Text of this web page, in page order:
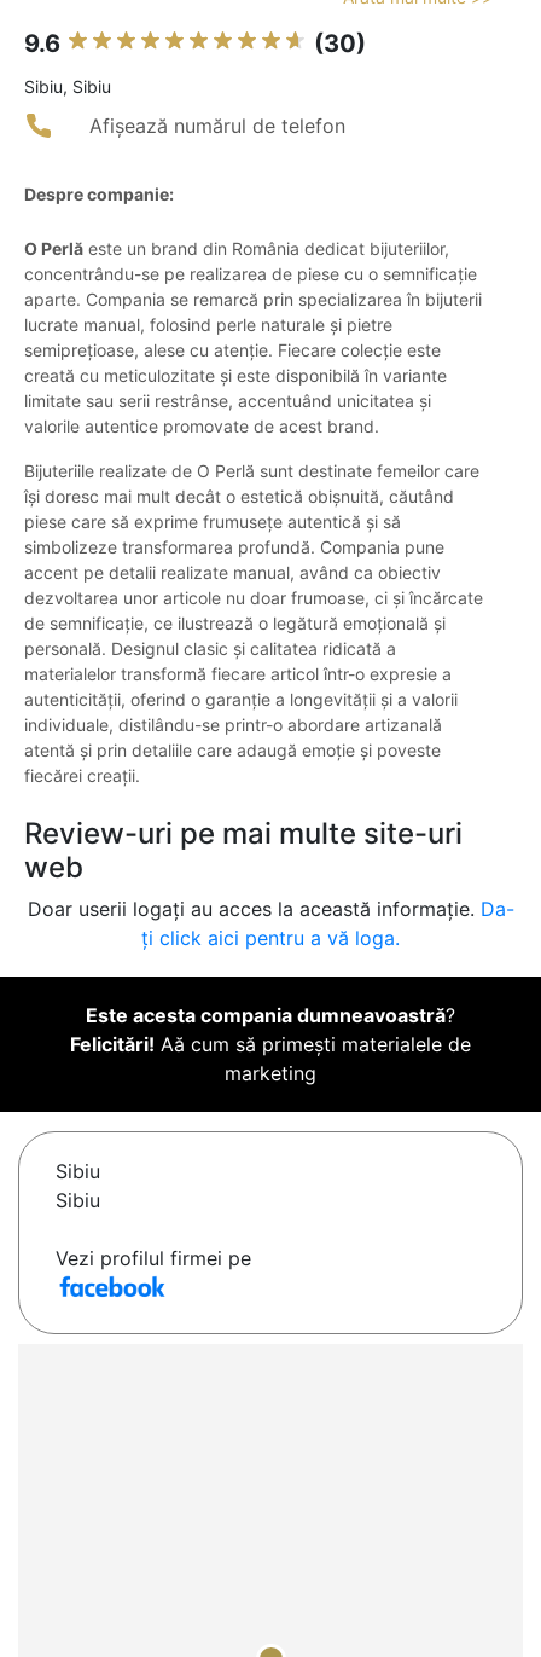
9.6 (30)
Sibiu, Sibiu
Afișează numărul de telefon
Despre companie:
O Perlă este un brand din România dedicat bijuteriilor,
concentrându-se pe realizarea de piese cu o semnificație
aparte. Compania se remarcă prin specializarea în bijuterii
lucrate manual, folosind perle naturale și pietre
semiprețioase, alese cu atenție. Fiecare colecție este
creată cu meticulozitate și este disponibilă în variante
limitate sau serii restrânse, accentuând unicitatea și
valorile autentice promovate de acest brand.
Bijuteriile realizate de O Perlă sunt destinate femeilor care
își doresc mai mult decât o estetică obișnuită, căutând
piese care să exprime frumusețe autentică și să
simbolizeze transformarea profundă. Compania pune
accent pe detalii realizate manual, având ca obiectiv
dezvoltarea unor articole nu doar frumoase, ci și încărcate
de semnificație, ce ilustrează o legătură emoțională și
personală. Designul clasic și calitatea ridicată a
materialelor transformă fiecare articol într-o expresie a
autenticității, oferind o garanție a longevității și a valorii
individuale, distilându-se printr-o abordare artizanală
atentă și prin detaliile care adaugă emoție și poveste
fiecărei creații.
Review-uri pe mai multe site-uri
web
Doar userii logați au acces la această informație. Da-
ți click aici pentru a vă loga.
Este acesta compania dumneavoastră?
Felicitări! Aă cum să primești materialele de
marketing
Sibiu
Sibiu
Vezi profilul firmei pe